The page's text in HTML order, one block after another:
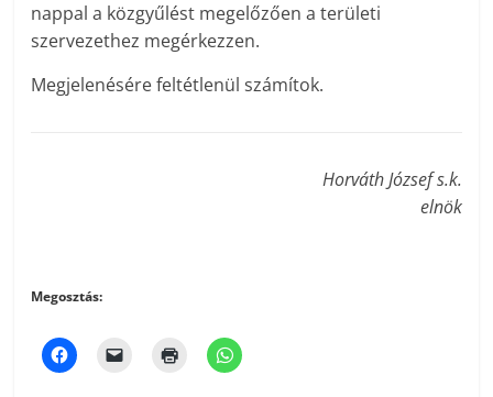
nappal a közgyűlést megelőzően a területi
szervezethez megérkezzen.
Megjelenésére feltétlenül számítok.
Horváth József s.k.
elnök
Megosztás: